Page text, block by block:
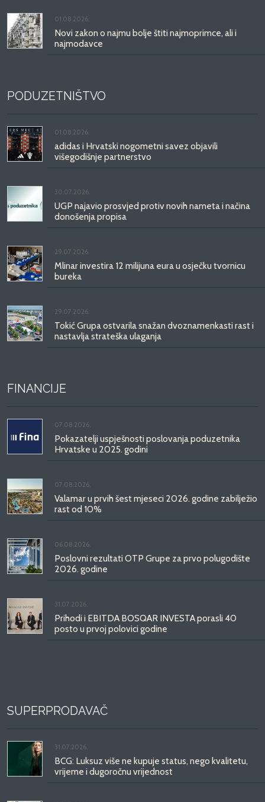
01.08.2026.
Novi zakon o najmu bolje štiti najmoprimce, ali i
najmodavce
PODUZETNIŠTVO
01.08.2026.
adidas i Hrvatski nogometni savez objavili
višegodišnje partnerstvo
30.07.2026.
UGP najavio prosvjed protiv novih nameta i načina
donošenja propisa
29.07.2026.
Mlinar investira 12 milijuna eura u osječku tvornicu
bureka
29.07.2026.
Tokić Grupa ostvarila snažan dvoznamenkasti rast i
nastavlja strateška ulaganja
FINANCIJE
07.08.2026.
Pokazatelji uspješnosti poslovanja poduzetnika
Hrvatske u 2025. godini
07.08.2026.
Valamar u prvih šest mjeseci 2026. godine zabilježio
rast od 10%
06.08.2026.
Poslovni rezultati OTP Grupe za prvo polugodište
2026. godine
31.07.2026.
Prihodi i EBITDA BOSQAR INVESTA porasli 40
posto u prvoj polovici godine
SUPERPRODAVAČ
31.07.2026.
BCG: Luksuz više ne kupuje status, nego kvalitetu,
vrijeme i dugoročnu vrijednost